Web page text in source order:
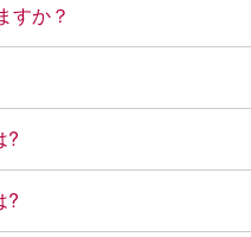
すか？
?
?